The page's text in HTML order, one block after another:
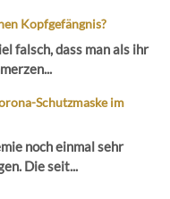
Kopfgefängnis?
falsch, dass man als ihr
Schutzmaske im
noch einmal sehr
Die seit...